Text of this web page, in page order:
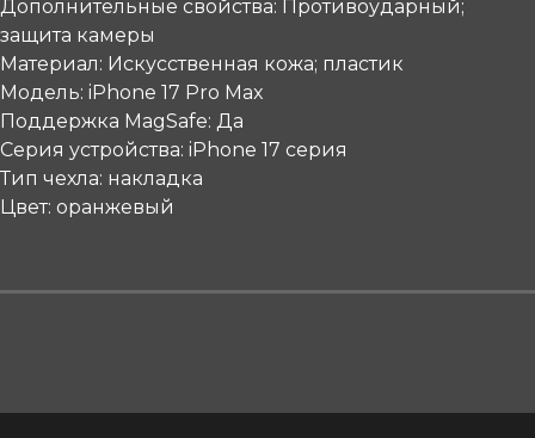
Дополнительные свойства: Противоударный;
защита камеры
Материал: Искусственная кожа; пластик
Модель: iPhone 17 Pro Max
Поддержка MagSafe: Да
Серия устройства: iPhone 17 серия
Тип чехла: накладка
Цвет: оранжевый